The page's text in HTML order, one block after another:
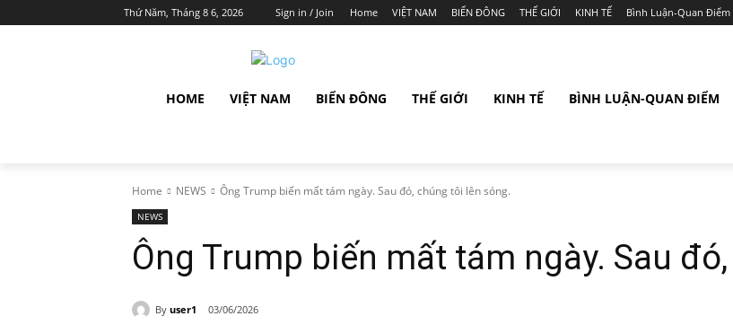
Thứ Năm, Tháng 8 6, 2026 Sign in / Join Home VIỆT NAM BIỂN ĐÔNG THẾ GIỚI KINH TẾ Bình Luận-Quan Điểm
HOME VIỆT NAM BIỂN ĐÔNG THẾ GIỚI KINH TẾ BÌNH LUẬN-QUAN ĐIỂM
Home NEWS Ông Trump biến mất tám ngày. Sau đó, chúng tôi lên sóng.
NEWS
Ông Trump biến mất tám ngày. Sau
By user1 03/06/2026